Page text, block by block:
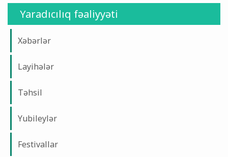
Yaradıcılıq fəaliyyəti
Xəbərlər
Layihələr
Təhsil
Yubileylər
Festivallar